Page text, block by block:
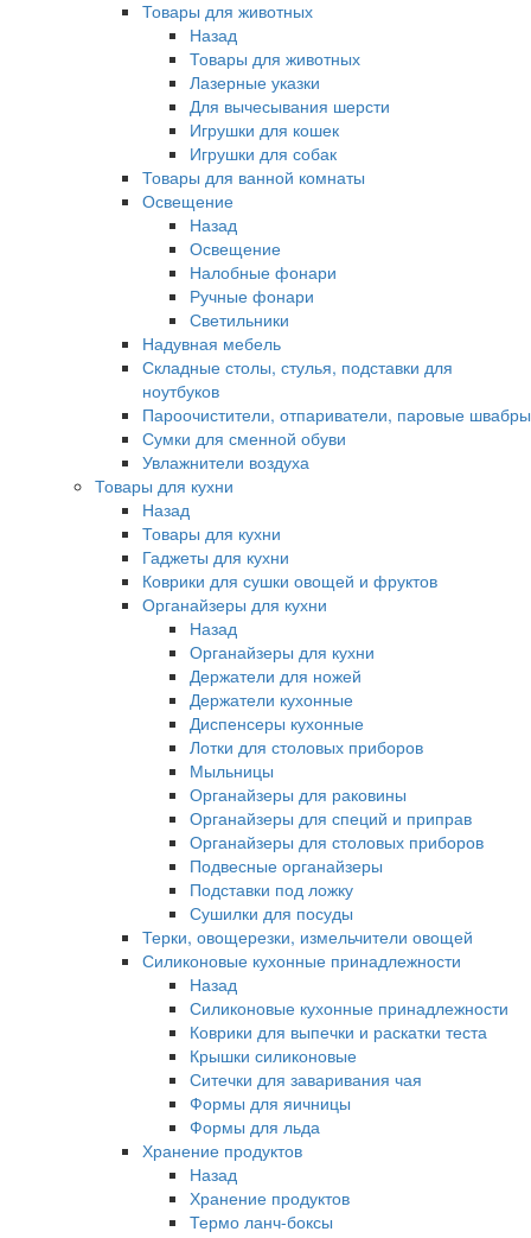
Товары для животных
Назад
Товары для животных
Лазерные указки
Для вычесывания шерсти
Игрушки для кошек
Игрушки для собак
Товары для ванной комнаты
Освещение
Назад
Освещение
Налобные фонари
Ручные фонари
Светильники
Надувная мебель
Складные столы, стулья, подставки для
ноутбуков
Пароочистители, отпариватели, паровые швабры
Сумки для сменной обуви
Увлажнители воздуха
Товары для кухни
Назад
Товары для кухни
Гаджеты для кухни
Коврики для сушки овощей и фруктов
Органайзеры для кухни
Назад
Органайзеры для кухни
Держатели для ножей
Держатели кухонные
Диспенсеры кухонные
Лотки для столовых приборов
Мыльницы
Органайзеры для раковины
Органайзеры для специй и приправ
Органайзеры для столовых приборов
Подвесные органайзеры
Подставки под ложку
Сушилки для посуды
Терки, овощерезки, измельчители овощей
Силиконовые кухонные принадлежности
Назад
Силиконовые кухонные принадлежности
Коврики для выпечки и раскатки теста
Крышки силиконовые
Ситечки для заваривания чая
Формы для яичницы
Формы для льда
Хранение продуктов
Назад
Хранение продуктов
Термо ланч-боксы